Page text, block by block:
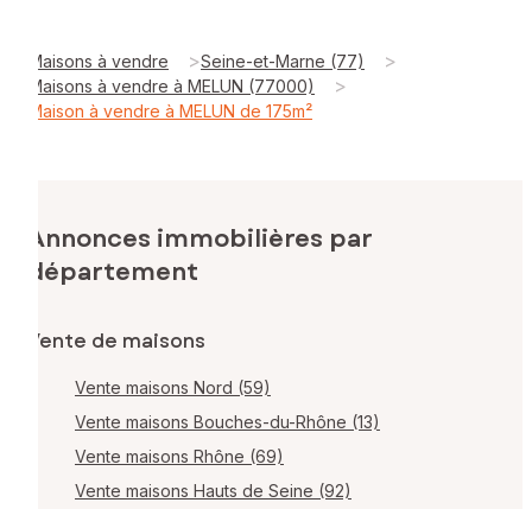
Maisons à vendre >Seine-et-Marne (77) >
Maisons à vendre à MELUN (77000) >
Maison à vendre à MELUN de 175m²
Annonces immobilières par
département
Vente de maisons
Vente maisons Nord (59)
Vente maisons Bouches-du-Rhône (13)
Vente maisons Rhône (69)
Vente maisons Hauts de Seine (92)